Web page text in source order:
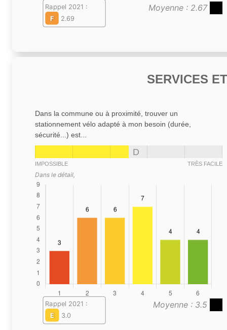
Moyenne : 2.67
Rappel 2021 :
F
2.69
SERVICES
Dans la commune ou à proximité, trouver un
stationnement vélo adapté à mon besoin (durée,
sécurité...) est...
D
IMPOSSIBLE TRÈS FACILE
Dans le détail,
Moyenne : 3.5
Rappel 2021 :
E
3.0